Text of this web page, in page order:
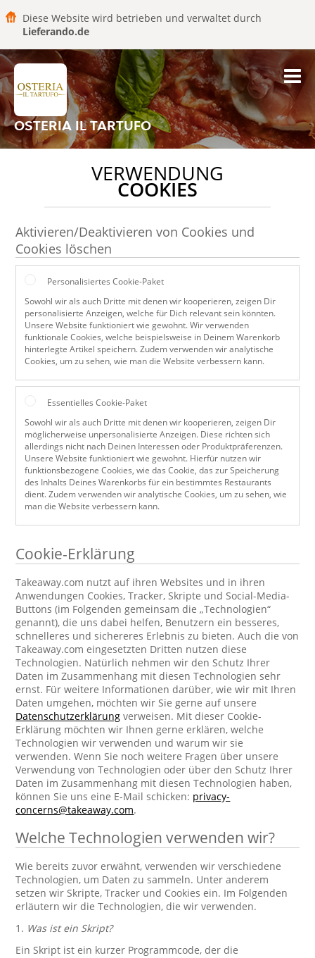
Diese Website wird betrieben und verwaltet durch
Lieferando.de
OSTERIA IL TARTUFO
VERWENDUNG
COOKIES
Aktivieren/Deaktivieren von Cookies und
Cookies löschen
Personalisiertes Cookie-Paket
Sowohl wir als auch Dritte mit denen wir kooperieren, zeigen Dir
personalisierte Anzeigen, welche für Dich relevant sein könnten.
Unsere Website funktioniert wie gewohnt. Wir verwenden
funktionale Cookies, welche beispielsweise in Deinem Warenkorb
hinterlegte Artikel speichern. Zudem verwenden wir analytische
Cookies, um zu sehen, wie man die Website verbessern kann.
Essentielles Cookie-Paket
Sowohl wir als auch Dritte mit denen wir kooperieren, zeigen Dir
möglicherweise unpersonalisierte Anzeigen. Diese richten sich
allerdings nicht nach Deinen Interessen oder Produktpräferenzen.
Unsere Website funktioniert wie gewohnt. Hierfür nutzen wir
funktionsbezogene Cookies, wie das Cookie, das zur Speicherung
des Inhalts Deines Warenkorbs für ein bestimmtes Restaurants
dient. Zudem verwenden wir analytische Cookies, um zu sehen, wie
man die Website verbessern kann.
Cookie-Erklärung
Takeaway.com nutzt auf ihren Websites und in ihren
Anwendungen Cookies, Tracker, Skripte und Social-Media-
Buttons (im Folgenden gemeinsam die „Technologien“
genannt), die uns dabei helfen, Benutzern ein besseres,
schnelleres und sichereres Erlebnis zu bieten. Auch die von
Takeaway.com eingesetzten Dritten nutzen diese
Technologien. Natürlich nehmen wir den Schutz Ihrer
Daten im Zusammenhang mit diesen Technologien sehr
ernst. Für weitere Informationen darüber, wie wir mit Ihren
Daten umgehen, möchten wir Sie gerne auf unsere
Datenschutzerklärung verweisen. Mit dieser Cookie-
Erklärung möchten wir Ihnen gerne erklären, welche
Technologien wir verwenden und warum wir sie
verwenden. Wenn Sie noch weitere Fragen über unsere
Verwendung von Technologien oder über den Schutz Ihrer
Daten im Zusammenhang mit diesen Technologien haben,
können Sie uns eine E-Mail schicken: privacy-
concerns@takeaway.com.
Welche Technologien verwenden wir?
Wie bereits zuvor erwähnt, verwenden wir verschiedene
Technologien, um Daten zu sammeln. Unter anderem
setzen wir Skripte, Tracker und Cookies ein. Im Folgenden
erläutern wir die Technologien, die wir verwenden.
1. Was ist ein Skript?
Ein Skript ist ein kurzer Programmcode, der die